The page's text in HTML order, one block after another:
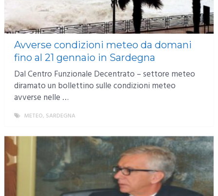
Avverse condizioni meteo da domani
fino al 21 gennaio in Sardegna
Dal Centro Funzionale Decentrato – settore meteo
diramato un bollettino sulle condizioni meteo
avverse nelle …
METEO, SARDEGNA